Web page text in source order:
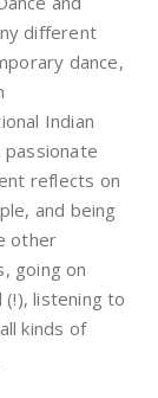
different
dance,
Indian
passionate
reflects on
and being
other
going on
listening to
kinds of